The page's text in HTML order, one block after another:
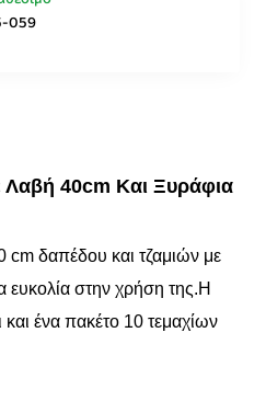
059
40cm Και Ξυράφια
cm δαπέδου και τζαμιών με
ευκολία στην χρήση της.Η
ένα πακέτο 10 τεμαχίων